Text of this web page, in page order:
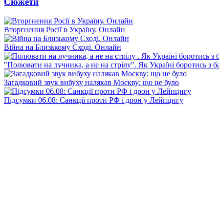
Вторгнення Росії в Україну. Онлайн
Війна на Близькому Сході. Онлайн
"Полювати на лучника, а не на стрілу". Як Україні боротись з
Загадковий звук вибуху налякав Москву: що це було
Підсумки 06.08: Санкції проти РФ і дрон у Лейпцигу